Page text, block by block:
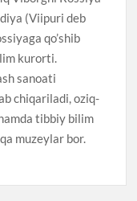
(Viipuri deb
qo’shib
kurorti.
sanoati
chiqariladi, oziq-
tibbiy bilim
muzeylar bor.